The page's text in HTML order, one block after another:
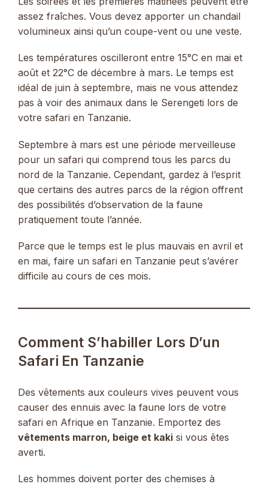
assez fraîches. Vous devez apporter un chandail
volumineux ainsi qu’un coupe-vent ou une veste.
Les températures oscilleront entre 15°C en mai et
août et 22°C de décembre à mars. Le temps est
idéal de juin à septembre, mais ne vous attendez
pas à voir des animaux dans le Serengeti lors de
votre safari en Tanzanie.
Septembre à mars est une période merveilleuse
pour un safari qui comprend tous les parcs du
nord de la Tanzanie. Cependant, gardez à l’esprit
que certains des autres parcs de la région offrent
des possibilités d’observation de la faune
pratiquement toute l’année.
Parce que le temps est le plus mauvais en avril et
en mai, faire un safari en Tanzanie peut s’avérer
difficile au cours de ces mois.
Comment S’habiller Lors D’un
Safari En Tanzanie
Des vêtements aux couleurs vives peuvent vous
causer des ennuis avec la faune lors de votre
safari en Afrique en Tanzanie. Emportez des
vêtements marron, beige et kaki si vous êtes
averti.
Les hommes doivent porter des chemises à